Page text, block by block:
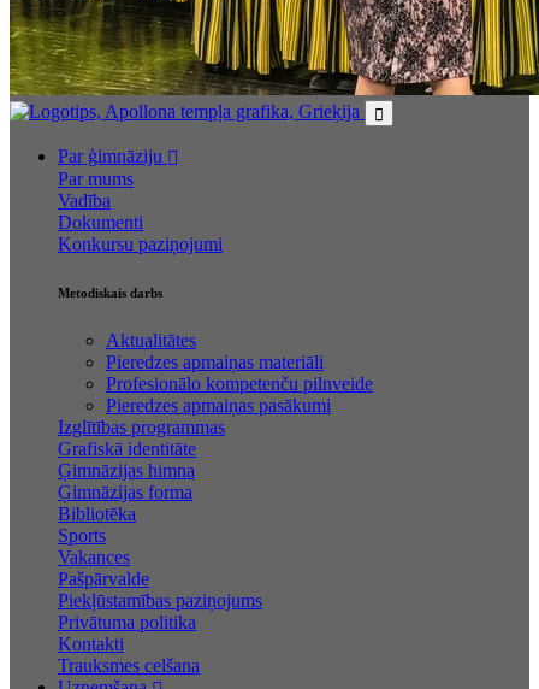
Par ģimnāziju
Par mums
Vadība
Dokumenti
Konkursu paziņojumi
Metodiskais darbs
Aktualitātes
Pieredzes apmaiņas materiāli
Profesionālo kompetenču pilnveide
Pieredzes apmaiņas pasākumi
Izglītības programmas
Grafiskā identitāte
Ģimnāzijas himna
Ģimnāzijas forma
Bibliotēka
Sports
Vakances
Pašpārvalde
Piekļūstamības paziņojums
Privātuma politika
Kontakti
Trauksmes celšana